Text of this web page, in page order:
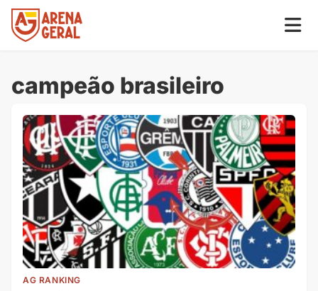
campeão brasileiro
AG RANKING